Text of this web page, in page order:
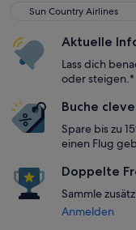
Sun Country Airlines
Sun Country Airlines
Aktuelle
Lass dich
oder steigen.*
Buche
Spare bis zu
einen Flug
Doppelte
Sammle
Anmelden